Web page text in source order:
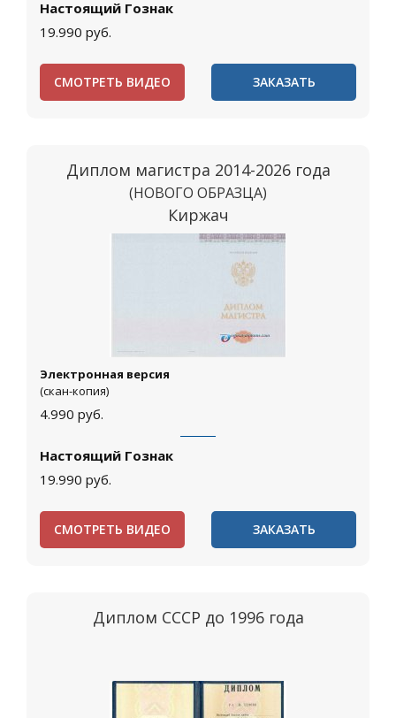
Настоящий Гознак
19.990 руб.
СМОТРЕТЬ ВИДЕО ЗАКАЗАТЬ
Диплом магистра 2014-2026 года
(НОВОГО ОБРАЗЦА)
Киржач
Электронная версия
(скан-копия)
4.990 руб.
Настоящий Гознак
19.990 руб.
СМОТРЕТЬ ВИДЕО ЗАКАЗАТЬ
Диплом СССР до 1996 года